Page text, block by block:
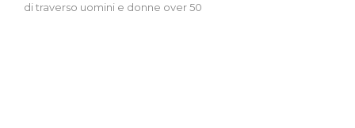
di traverso uomini e donne over 50